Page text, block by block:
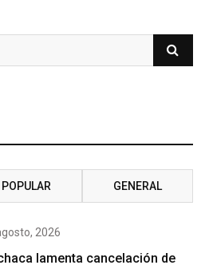
POPULAR GENERAL
2026
lamenta cancelación de